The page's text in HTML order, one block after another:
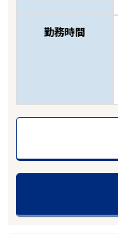
勤務時間